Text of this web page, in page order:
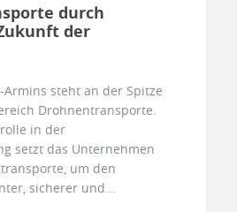
durch
der
Armins steht an der Spitze
Drohnentransporte.
in der
setzt das Unternehmen
um den
sicherer und...